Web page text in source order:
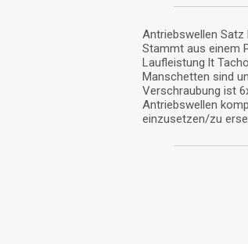
Antriebswellen Satz
Stammt aus einem
Laufleistung lt
Manschetten sind
Verschraubung ist
Antriebswellen
einzusetzen/zu